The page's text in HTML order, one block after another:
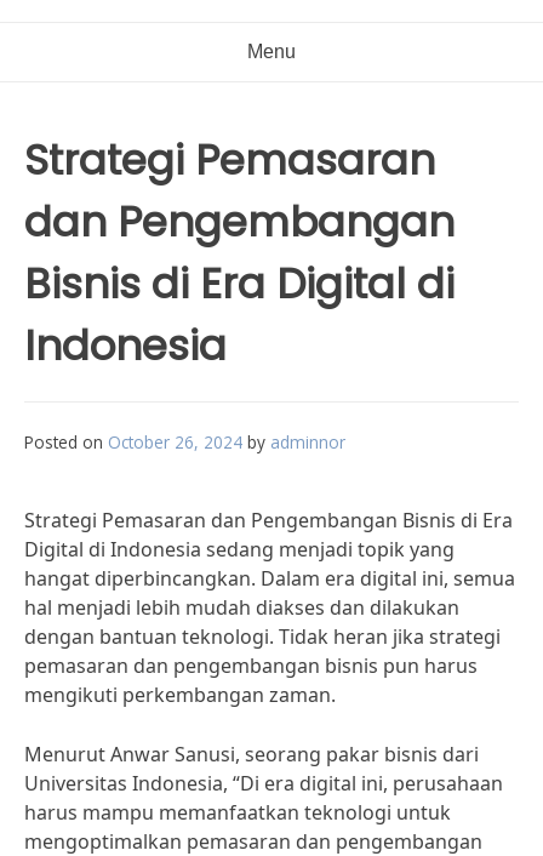
Menu
Strategi Pemasaran
dan Pengembangan
Bisnis di Era Digital di
Indonesia
Posted on October 26, 2024 by adminnor
Strategi Pemasaran dan Pengembangan Bisnis di Era
Digital di Indonesia sedang menjadi topik yang
hangat diperbincangkan. Dalam era digital ini, semua
hal menjadi lebih mudah diakses dan dilakukan
dengan bantuan teknologi. Tidak heran jika strategi
pemasaran dan pengembangan bisnis pun harus
mengikuti perkembangan zaman.
Menurut Anwar Sanusi, seorang pakar bisnis dari
Universitas Indonesia, “Di era digital ini, perusahaan
harus mampu memanfaatkan teknologi untuk
mengoptimalkan pemasaran dan pengembangan